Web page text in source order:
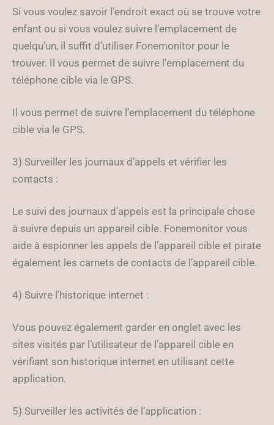
Si vous voulez savoir l’endroit exact où se trouve votre
enfant ou si vous voulez suivre l’emplacement de
quelqu’un, il suffit d’utiliser Fonemonitor pour le
trouver. Il vous permet de suivre l’emplacement du
téléphone cible via le GPS.
Il vous permet de suivre l’emplacement du téléphone
cible via le GPS.
3) Surveiller les journaux d’appels et vérifier les
contacts :
Le suivi des journaux d’appels est la principale chose
à suivre depuis un appareil cible. Fonemonitor vous
aide à espionner les appels de l’appareil cible et pirate
également les carnets de contacts de l’appareil cible.
4) Suivre l’historique internet :
Vous pouvez également garder en onglet avec les
sites visités par l’utilisateur de l’appareil cible en
vérifiant son historique internet en utilisant cette
application.
5) Surveiller les activités de l’application :